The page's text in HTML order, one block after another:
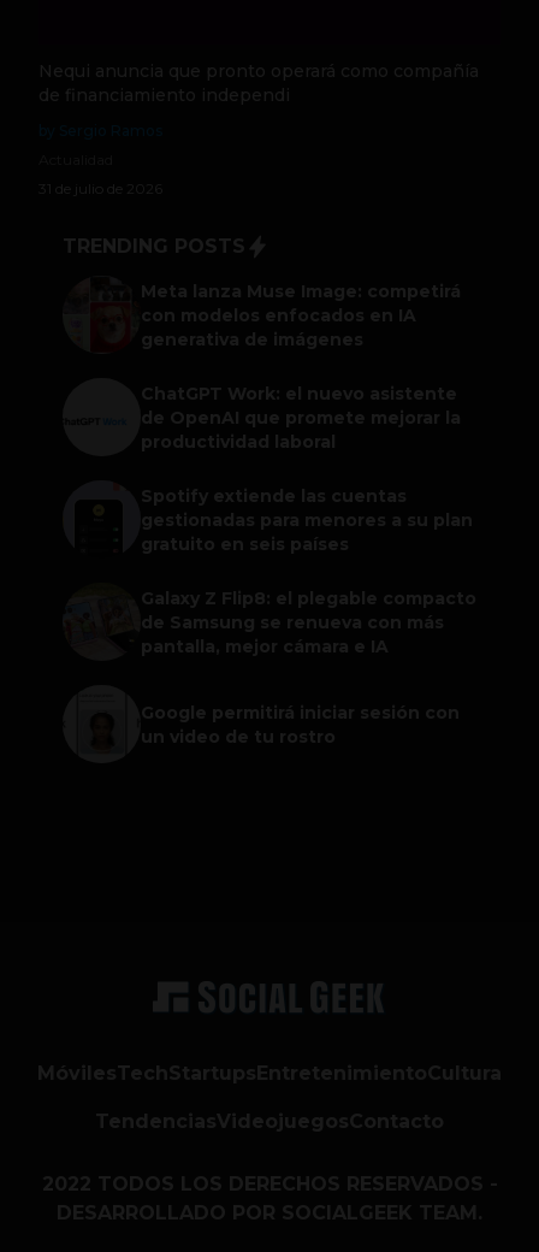
Nequi anuncia que pronto operará como compañía
de financiamiento independi
31 de julio de 2026
TRENDING POSTS
Meta lanza Muse Image: competirá
con modelos enfocados en IA
generativa de imágenes
ChatGPT Work: el nuevo asistente
de OpenAI que promete mejorar la
productividad laboral
Spotify extiende las cuentas
gestionadas para menores a su plan
gratuito en seis países
Galaxy Z Flip8: el plegable compacto
de Samsung se renueva con más
pantalla, mejor cámara e IA
Google permitirá iniciar sesión con
un video de tu rostro